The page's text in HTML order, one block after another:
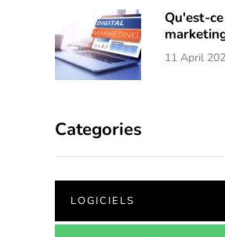
Qu'est-
11 April
Categories
LOGICIELS